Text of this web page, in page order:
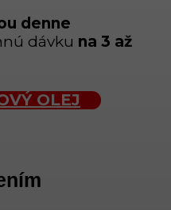
denne
dávku na 3 až
OLEJ